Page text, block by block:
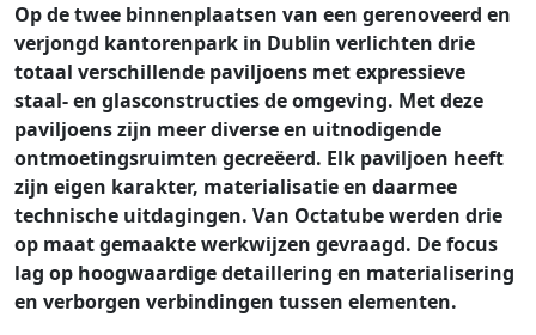
Op de twee binnenplaatsen van een gerenoveerd en
verjongd kantorenpark in Dublin verlichten drie
totaal verschillende paviljoens met expressieve
staal- en glasconstructies de omgeving. Met deze
paviljoens zijn meer diverse en uitnodigende
ontmoetingsruimten gecreëerd. Elk paviljoen heeft
zijn eigen karakter, materialisatie en daarmee
technische uitdagingen. Van Octatube werden drie
op maat gemaakte werkwijzen gevraagd. De focus
lag op hoogwaardige detaillering en materialisering
en verborgen verbindingen tussen elementen.